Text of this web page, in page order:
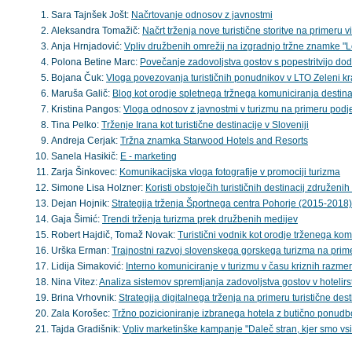
Sara Tajnšek Jošt: Načrtovanje odnosov z javnostmi
Aleksandra Tomažič: Načrt trženja nove turistične storitve na primeru
Anja Hrnjadović: Vpliv družbenih omrežij na izgradnjo tržne znamke
Polona Betine Marc: Povečanje zadovoljstva gostov s popestritvijo
Bojana Čuk: Vloga povezovanja turističnih ponudnikov v LTO Zeleni
Maruša Galič: Blog kot orodje spletnega tržnega komuniciranja
Kristina Pangos: Vloga odnosov z javnostmi v turizmu na primeru
Tina Pelko: Trženje Irana kot turistične destinacije v Sloveniji
Andreja Cerjak: Tržna znamka Starwood Hotels and Resorts
Sanela Hasikič: E - marketing
Zarja Šinkovec: Komunikacijska vloga fotografije v promociji turizma
Simone Lisa Holzner: Koristi obstoječih turističnih destinacij
Dejan Hojnik: Strategija trženja Športnega centra Pohorje (2015-2018)
Gaja Šimić: Trendi trženja turizma prek družbenih medijev
Robert Hajdič, Tomaž Novak: Turistični vodnik kot orodje trženega
Urška Erman: Trajnostni razvoj slovenskega gorskega turizma na
Lidija Simaković: Interno komuniciranje v turizmu v času kriznih
Nina Vitez:Analiza sistemov spremljanja zadovoljstva gostov v
Brina Vrhovnik: Strategija digitalnega trženja na primeru turistične
Zala Korošec: Tržno pozicioniranje izbranega hotela z butično
Tajda Gradišnik: Vpliv marketinške kampanje "Daleč stran, kjer smo